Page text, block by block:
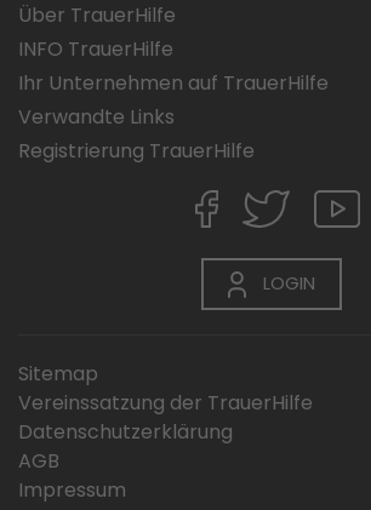
Über TrauerHilfe
INFO TrauerHilfe
Ihr Unternehmen auf TrauerHilfe
Verwandte Links
Registrierung TrauerHilfe
LOGIN
Sitemap
Vereinssatzung der TrauerHilfe
Datenschutzerklärung
AGB
Impressum